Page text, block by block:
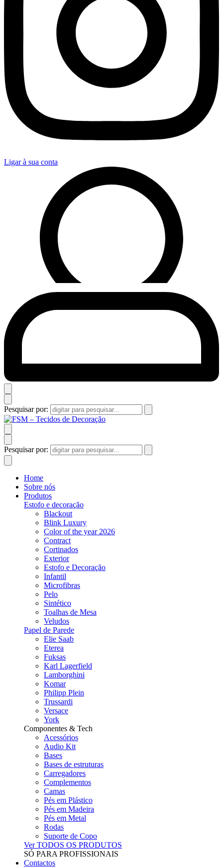
Ligar à sua conta
Pesquisar por:
Pesquisar por:
Home
Sobre nós
Produtos
Estofo e decoração
Blackout
Blink Luxury
Color of the year 2026
Contract
Cortinados
Exterior
Estofo e Decoração
Infantil
Microfibras
Pelo
Sintético
Toalhas de Mesa
Veludos
Papel de Parede
Elie Saab
Eterea
Fuksas
Karl Lagerfield
Lamborghini
Komar
Philipp Plein
Trussardi
Versace
York
Componentes & Tech
Acessórios
Audio Kit
Bases
Bases de estruturas
Carregadores
Complementos
Camas
Pés em Plástico
Pés em Madeira
Pés em Metal
Rodas
Suporte de Copo
Ver TODOS OS PRODUTOS
SÓ PARA PROFISSIONAIS
Contactos